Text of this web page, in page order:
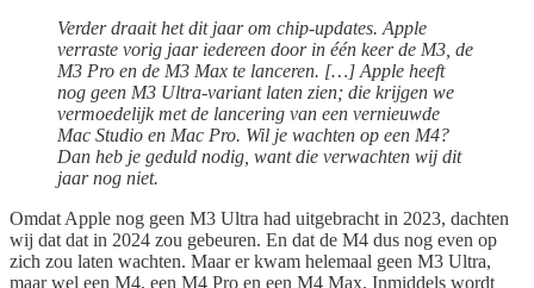
Verder draait het dit jaar om chip-updates. Apple
verraste vorig jaar iedereen door in één keer de M3, de
M3 Pro en de M3 Max te lanceren. […] Apple heeft
nog geen M3 Ultra-variant laten zien; die krijgen we
vermoedelijk met de lancering van een vernieuwde
Mac Studio en Mac Pro. Wil je wachten op een M4?
Dan heb je geduld nodig, want die verwachten wij dit
jaar nog niet.
Omdat Apple nog geen M3 Ultra had uitgebracht in 2023, dachten
wij dat dat in 2024 zou gebeuren. En dat de M4 dus nog even op
zich zou laten wachten. Maar er kwam helemaal geen M3 Ultra,
maar wel een M4, een M4 Pro en een M4 Max. Inmiddels wordt